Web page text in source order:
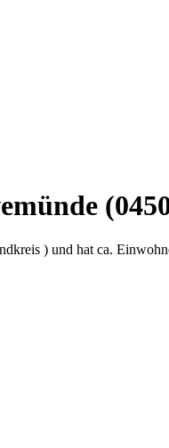
) und hat ca.